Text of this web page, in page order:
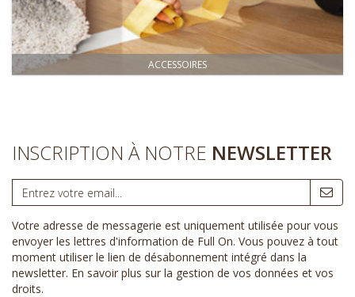
ACCESSOIRES
INSCRIPTION À NOTRE NEWSLETTER
Votre adresse de messagerie est uniquement utilisée pour vous
envoyer les lettres d'information de Full On. Vous pouvez à tout
moment utiliser le lien de désabonnement intégré dans la
newsletter. En savoir plus sur la gestion de vos données et vos
droits.